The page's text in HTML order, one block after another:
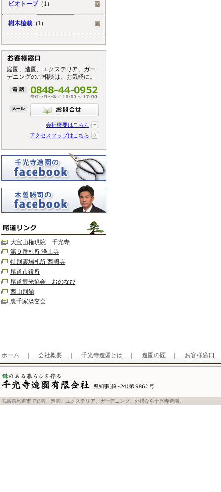
ビオトープ（1）
樹木植栽 （1）
庭園、造園、エクステリア、ガー
デニングのご相談は、お気軽に。
会社概要はこちら
アクセスマップはこちら
大宝山権現院 千光寺
第９番札所 浄土寺
特別霊場札所 西國寺
尾道市役所
尾道観光協会 おのなび
西山別館
裏千家淡交会
ホーム 会社概要 千光寺造園とは 造園の匠 お客様窓口
広島県尾道市で庭園、造園、エクステリア、ガーデニング、外構なら千光寺造園。